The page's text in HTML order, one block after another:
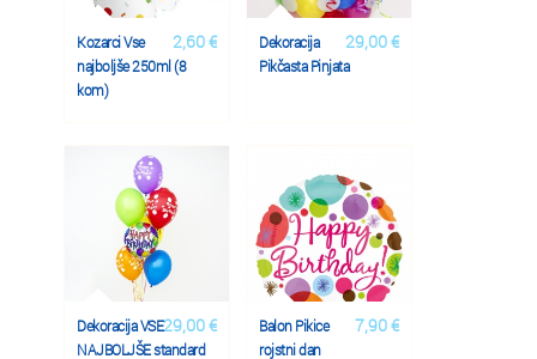
2,60 €
Kozarci Vse
najboljše 250ml (8
kom)
29,00 €
Dekoracija
Pikčasta Pinjata
29,00 €
Dekoracija VSE
NAJBOLJŠE standard
7,90 €
Balon Pikice
rojstni dan